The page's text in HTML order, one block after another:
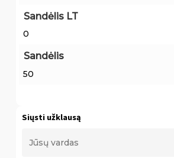
Sandėlis LT
0
Sandėlis
50
Siųsti užklausą